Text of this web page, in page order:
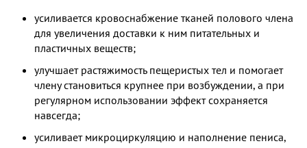
усиливается кровоснабжение тканей полового члена
для увеличения доставки к ним питательных и
пластичных веществ;
улучшает растяжимость пещеристых тел и помогает
члену становиться крупнее при возбуждении, а при
регулярном использовании эффект сохраняется
навсегда;
усиливает микроциркуляцию и наполнение пениса,